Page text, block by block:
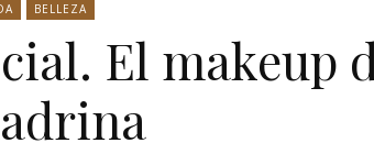
Revista
BELLEZA
El makeup